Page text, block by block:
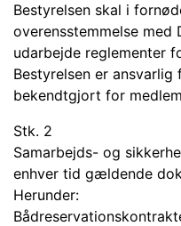
Bestyrelsen skal i
overensstemmelse med
udarbejde reglementer
Bestyrelsen er
bekendtgjort for
Stk. 2
Samarbejds- og
enhver tid gældende
Herunder: